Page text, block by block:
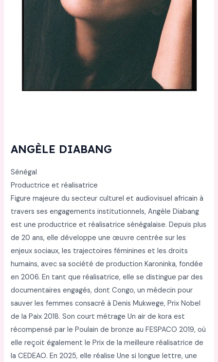
ANGÈLE DIABANG
Sénégal
Productrice et réalisatrice
Figure majeure du secteur culturel et audiovisuel africain à
travers ses engagements institutionnels, Angèle Diabang
est une productrice et réalisatrice sénégalaise. Depuis plus
de 20 ans, elle développe une œuvre centrée sur les
enjeux sociaux, les trajectoires féminines et les droits
humains, avec sa société de production Karoninka, fondée
en 2006. En tant que réalisatrice, elle se distingue par des
documentaires engagés, dont Congo, un médecin pour
sauver les femmes consacré à Denis Mukwege, Prix Nobel
de la Paix 2018. Son court métrage Un air de kora est
récompensé par le Poulain de bronze au FESPACO 2019, où
elle reçoit également le Prix de la meilleure réalisatrice de
la CEDEAO. En 2025, elle réalise Une si longue lettre, une